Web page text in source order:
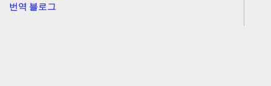
번역 블로그